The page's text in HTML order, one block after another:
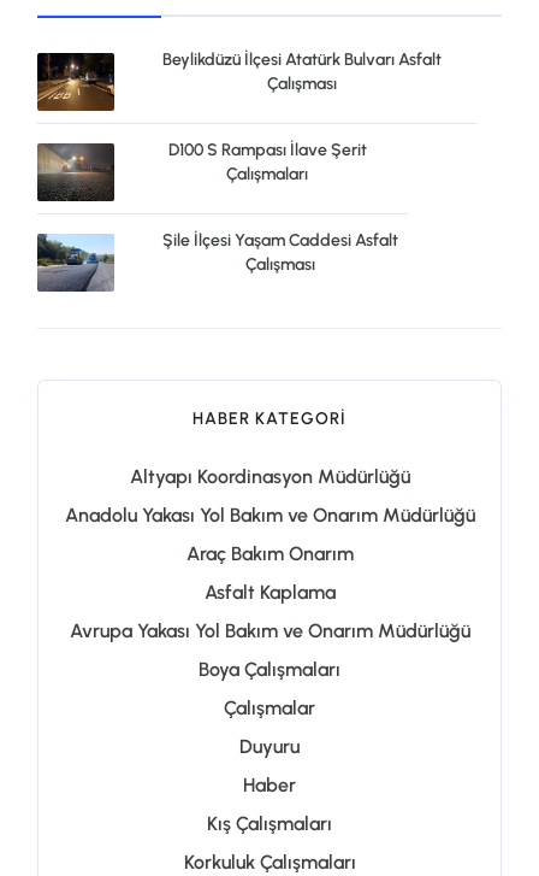
Beylikdüzü İlçesi Atatürk Bulvarı Asfalt
Çalışması
D100 S Rampası İlave Şerit
Çalışmaları
Şile İlçesi Yaşam Caddesi Asfalt
Çalışması
HABER KATEGORI
Altyapı Koordinasyon Müdürlüğü
Anadolu Yakası Yol Bakım ve Onarım Müdürlüğü
Araç Bakım Onarım
Asfalt Kaplama
Avrupa Yakası Yol Bakım ve Onarım Müdürlüğü
Boya Çalışmaları
Çalışmalar
Duyuru
Haber
Kış Çalışmaları
Korkuluk Çalışmaları